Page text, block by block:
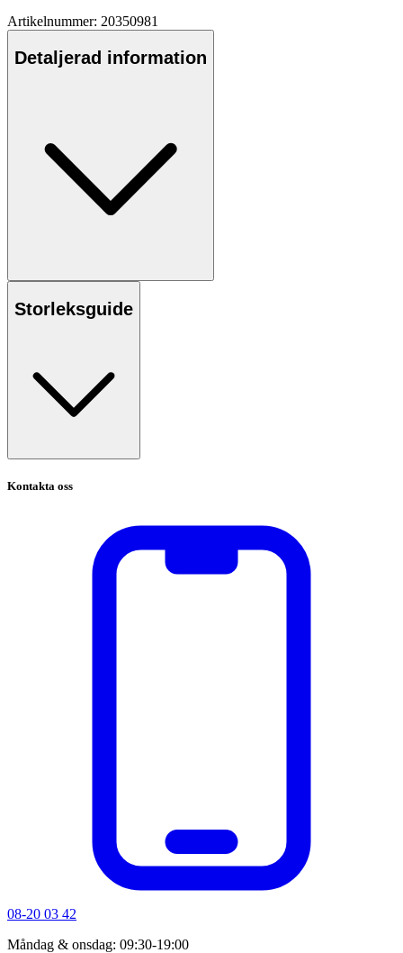
Artikelnummer: 20350981
Detaljerad information
Storleksguide
Kontakta oss
08-20 03 42
Måndag & onsdag: 09:30-19:00